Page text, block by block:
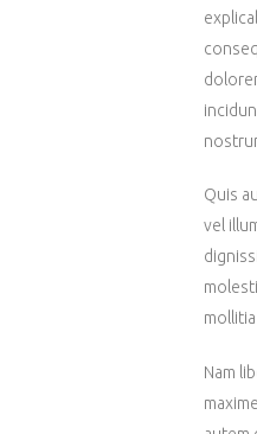
Quis
vel
Nam